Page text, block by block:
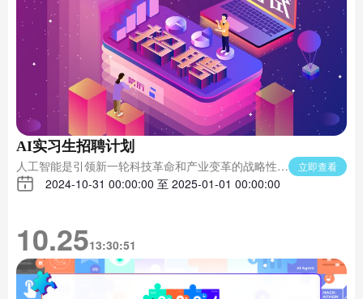
AI实习生招聘计划
人工智能是引领新一轮科技革命和产业变革的战略性技
术，深圳市印发了《加快打造人工智能先锋城市行动方
发展主阵地，全力推动龙岗区人工智能产业高质量发
展。 2024年GitCode正式落户深圳龙岗，与2048 AI社
区打造技术共建、人才共培、产品共销、商业共营的AI
创新服务平台，GitCode将重点打造A
2024-10-31 00:00:00 至 2025-01-01 00:00:00
立即查看
10.2513:30:51